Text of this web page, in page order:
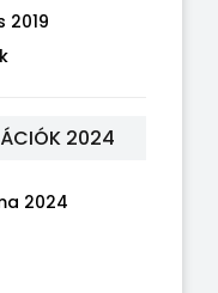
2019
2024
2024